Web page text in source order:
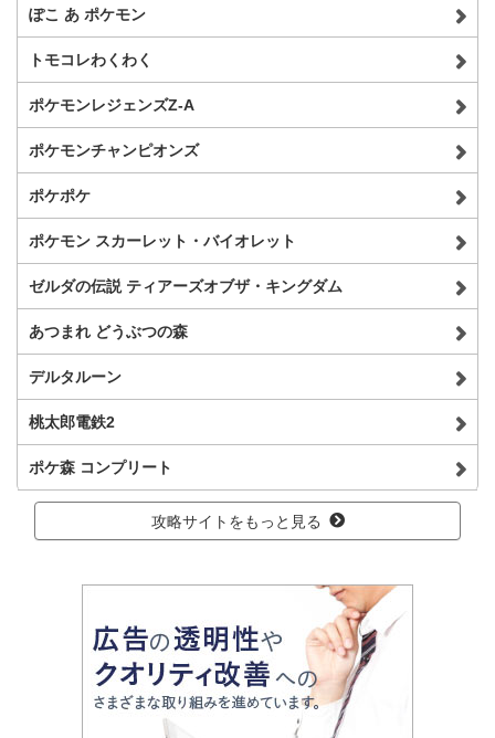
ぽこ あ ポケモン
トモコレわくわく
ポケモンレジェンズZ-A
ポケモンチャンピオンズ
ポケポケ
ポケモン スカーレット・バイオレット
ゼルダの伝説 ティアーズオブザ・キングダム
あつまれ どうぶつの森
デルタルーン
桃太郎電鉄2
ポケ森 コンプリート
攻略サイトをもっと見る